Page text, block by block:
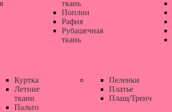
ткань
Поплин
Рафия
Рубашечная
ткань
Куртка
Летние
ткани
Пальто
Пеленки
Платье
Плащ/Тренч